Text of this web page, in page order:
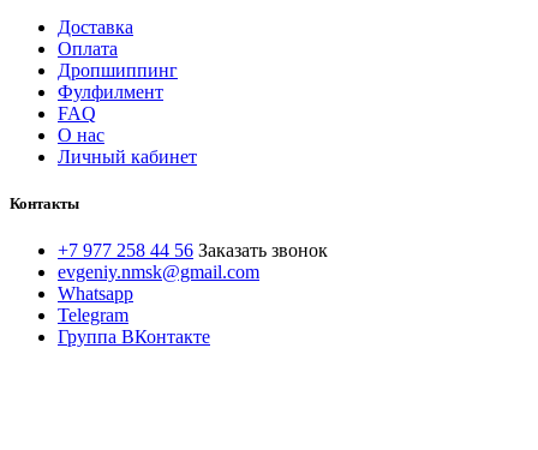
Доставка
Оплата
Дропшиппинг
Фулфилмент
FAQ
О нас
Личный кабинет
Контакты
+7 977 258 44 56 Заказать звонок
evgeniy.nmsk@gmail.com
Whatsapp
Telegram
Группа ВКонтакте